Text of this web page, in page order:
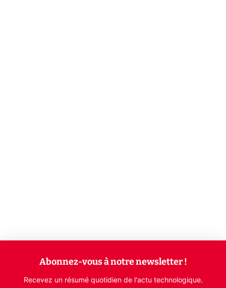
Abonnez-vous à notre newsletter !
Recevez un résumé quotidien de l'actu technologique.